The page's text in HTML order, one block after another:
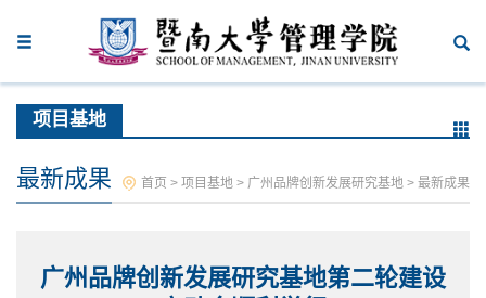
项目基地
最新成果 首页 > 项目基地 > 广州品牌创新发展研究基地 > 最新成果
广州品牌创新发展研究基地第二轮建设